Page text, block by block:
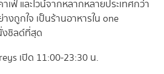
เฟ่ และไวน์จากหลากหลายประเทศกว่า
งถูกใจ เป็นร้านอาหารใน one
งชิลด์ที่สุด
เปิด 11:00-23:30 น.